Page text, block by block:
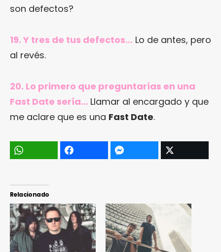
son defectos?
19. Y tres de tus defectos… Lo de antes, pero
al revés.
20. Lo primero que preguntarías en una
Fast Date sería… Llamar al encargado y que
me aclare que es una Fast Date.
Relacionado